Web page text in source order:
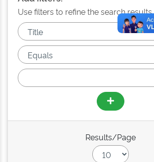
Use filters to refine the search results.
Results/Page